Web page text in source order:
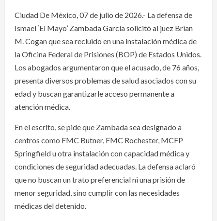
Ciudad De México, 07 de julio de 2026.- La defensa de
Ismael ‘El Mayo’ Zambada García solicitó al juez Brian
M. Cogan que sea recluido en una instalación médica de
la Oficina Federal de Prisiones (BOP) de Estados Unidos.
Los abogados argumentaron que el acusado, de 76 años,
presenta diversos problemas de salud asociados con su
edad y buscan garantizarle acceso permanente a
atención médica.
En el escrito, se pide que Zambada sea designado a
centros como FMC Butner, FMC Rochester, MCFP
Springfield u otra instalación con capacidad médica y
condiciones de seguridad adecuadas. La defensa aclaró
que no buscan un trato preferencial ni una prisión de
menor seguridad, sino cumplir con las necesidades
médicas del detenido.